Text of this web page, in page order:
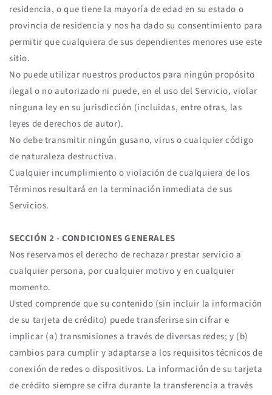
residencia, o que tiene la mayoría de edad en su estado o
provincia de residencia y nos ha dado su consentimiento para
permitir que cualquiera de sus dependientes menores use este
sitio.
No puede utilizar nuestros productos para ningún propósito
ilegal o no autorizado ni puede, en el uso del Servicio, violar
ninguna ley en su jurisdicción (incluidas, entre otras, las
leyes de derechos de autor).
No debe transmitir ningún gusano, virus o cualquier código
de naturaleza destructiva.
Cualquier incumplimiento o violación de cualquiera de los
Términos resultará en la terminación inmediata de sus
Servicios.
SECCIÓN 2 - CONDICIONES GENERALES
Nos reservamos el derecho de rechazar prestar servicio a
cualquier persona, por cualquier motivo y en cualquier
momento.
Usted comprende que su contenido (sin incluir la información
de su tarjeta de crédito) puede transferirse sin cifrar e
implicar (a) transmisiones a través de diversas redes; y (b)
cambios para cumplir y adaptarse a los requisitos técnicos de
conexión de redes o dispositivos. La información de su tarjeta
de crédito siempre se cifra durante la transferencia a través